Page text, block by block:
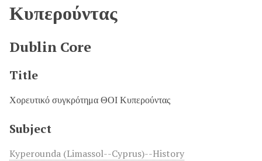
Κυπερούντας
Dublin Core
Title
Χορευτικό συγκρότημα ΘΟΙ Κυπερούντας
Subject
Kyperounda (Limassol--Cyprus)--History